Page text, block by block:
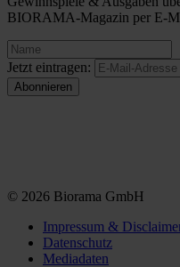
BIORAMA-Magazin per E-
Jetzt eintragen:
© 2026 Biorama GmbH
Impressum &
Datenschutz
Mediadaten